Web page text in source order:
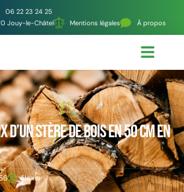
06 22 23 24 25
Jouy-le-Châtel
Mentions légales À propos
stère de bois en 50 cm en
Alexis